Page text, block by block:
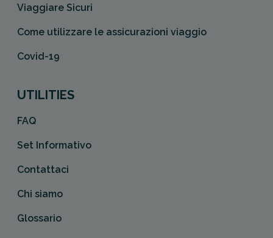
Viaggiare Sicuri
Come utilizzare le assicurazioni viaggio
Covid-19
UTILITIES
FAQ
Set Informativo
Contattaci
Chi siamo
Glossario